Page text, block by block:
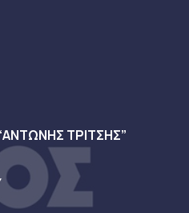
ΤΡΙΤΣΗΣ”